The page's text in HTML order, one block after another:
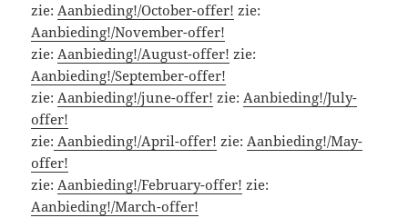
zie:Aanbieding!/October-offer! zie:
Aanbieding!/November-offer!
zie:Aanbieding!/August-offer! zie:
Aanbieding!/September-offer!
zie:Aanbieding!/june-offer! zie:Aanbieding!/July-
offer!
zie: Aanbieding!/April-offer! zie:Aanbieding!/May-
offer!
zie:Aanbieding!/February-offer! zie:
Aanbieding!/March-offer!